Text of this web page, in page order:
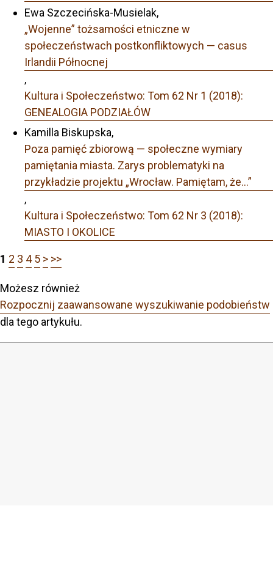
Ewa Szczecińska-Musielak,
„Wojenne” tożsamości etniczne w
społeczeństwach postkonfliktowych — casus
Irlandii Północnej
,
Kultura i Społeczeństwo: Tom 62 Nr 1 (2018):
GENEALOGIA PODZIAŁÓW
Kamilla Biskupska,
Poza pamięć zbiorową — społeczne wymiary
pamiętania miasta. Zarys problematyki na
przykładzie projektu „Wrocław. Pamiętam, że…”
,
Kultura i Społeczeństwo: Tom 62 Nr 3 (2018):
MIASTO I OKOLICE
1 2 3 4 5 > >>
Możesz również
Rozpocznij zaawansowane wyszukiwanie podobieństw
dla tego artykułu.